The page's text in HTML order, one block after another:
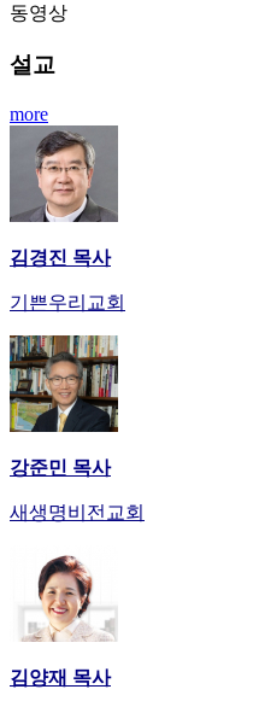
동영상
설교
more
김경진 목사
기쁜우리교회
강준민 목사
새생명비전교회
김양재 목사